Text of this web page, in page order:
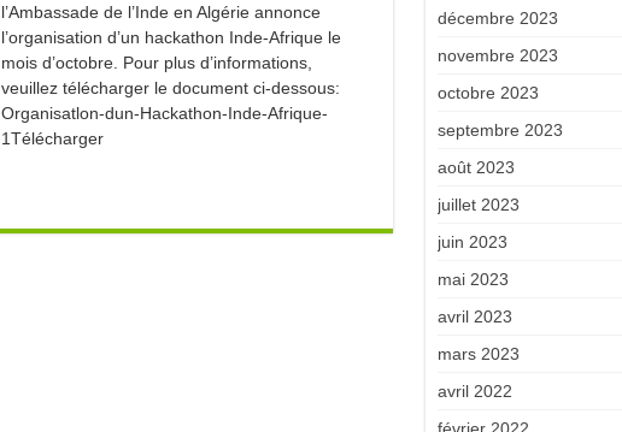
l’Ambassade de l’Inde en Algérie annonce
l’organisation d’un hackathon Inde-Afrique le
mois d’octobre. Pour plus d’informations,
veuillez télécharger le document ci-dessous:
Organisatlon-dun-Hackathon-Inde-Afrique-
1Télécharger
décembre 2023
novembre 2023
octobre 2023
septembre 2023
août 2023
juillet 2023
juin 2023
mai 2023
avril 2023
mars 2023
avril 2022